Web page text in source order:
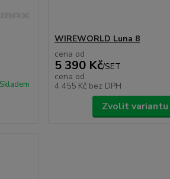
Skladem
WIREWORLD Luna 8
cena od
5 390 Kč/SET
cena od
4 455 Kč bez DPH
Zvolit variantu